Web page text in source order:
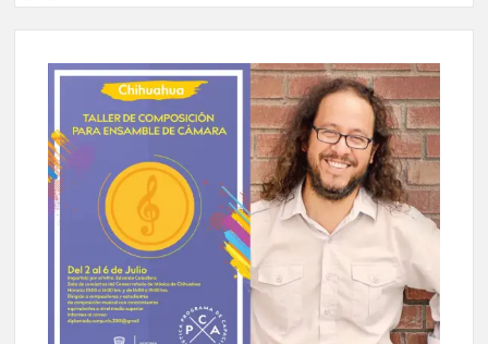
Voces de Papel Parral, edición especial Coyame del Sotol
Voces de papel Parral edición Carlos Montemayor #35
A 18 años de su partida, Teatro Bárbaro rinde homenaje a
Víctor Hugo Rascón Banda con Voces en el umbral
Invitan a participar en “Convocatoria UACH-SPAUACH
2026” para publicar textos académicos con sello editorial.